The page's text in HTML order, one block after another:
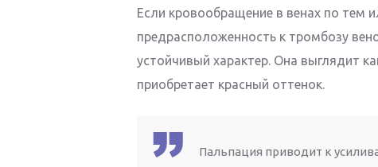
Если кровообращение в венах по тем
предрасположенность к тромбозу
устойчивый характер. Она выглядит
приобретает красный оттенок.
Пальпация приводит к